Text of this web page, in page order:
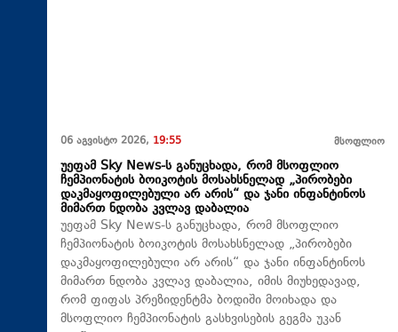
06 აგვისტო 2026, 19:55 მსოფლიო
უეფამ Sky News-ს განუცხადა, რომ მსოფლიო
ჩემპიონატის ბოიკოტის მოსახსნელად „პირობები
დაკმაყოფილებული არ არის“ და ჯანი ინფანტინოს
მიმართ ნდობა კვლავ დაბალია
უეფამ Sky News-ს განუცხადა, რომ მსოფლიო
ჩემპიონატის ბოიკოტის მოსახსნელად „პირობები
დაკმაყოფილებული არ არის“ და ჯანი ინფანტინოს
მიმართ ნდობა კვლავ დაბალია, იმის მიუხედავად,
რომ ფიფას პრეზიდენტმა ბოდიში მოიხადა და
მსოფლიო ჩემპიონატის გასხვისების გეგმა უკან